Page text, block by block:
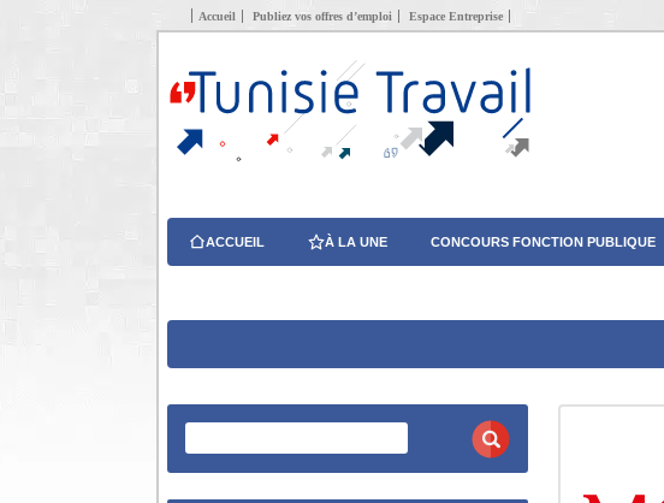
Accueil Publiez vos offres d’emploi Espace Entreprise
ACCUEIL À LA UNE CONCOURS FONCTION PUBLIQUE